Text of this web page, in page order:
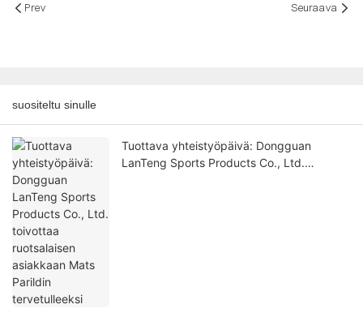
Prev Seuraava
suositeltu sinulle
Tuottava yhteistyöpäivä: Dongguan
LanTeng Sports Products Co., Ltd.